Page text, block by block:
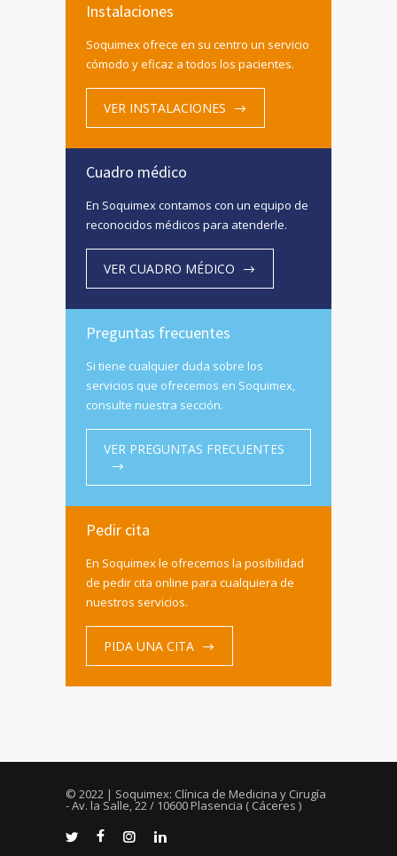
Instalaciones
Soquimex ofrece en su centro un servicio
cómodo y eficaz a todos los pacientes.
VER INSTALACIONES
Cuadro médico
En Soquimex contamos con un equipo de
reconocidos médicos para atenderle.
VER CUADRO MÉDICO
Preguntas frecuentes
Si tiene cualquier duda sobre los
servicios que ofrecemos en Soquimex,
consulte nuestra sección.
VER PREGUNTAS FRECUENTES
Pedir cita
En Soquimex le ofrecemos la posibilidad
de pedir cita online para cualquiera de
nuestros servicios.
PIDA UNA CITA
© 2022 | Soquimex: Clínica de Medicina y Cirugía
- Av. la Salle, 22 / 10600 Plasencia ( Cáceres )